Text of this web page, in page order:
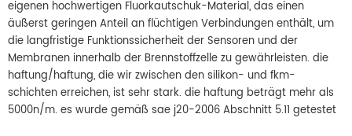
eigenen hochwertigen Fluorkautschuk-Material, das einen
äußerst geringen Anteil an flüchtigen Verbindungen enthält, um
die langfristige Funktionssicherheit der Sensoren und der
Membranen innerhalb der Brennstoffzelle zu gewährleisten. die
haftung/haftung, die wir zwischen den silikon- und fkm-
schichten erreichen, ist sehr stark. die haftung beträgt mehr als
5000n/m. es wurde gemäß sae j20-2006 Abschnitt 5.11 getestet